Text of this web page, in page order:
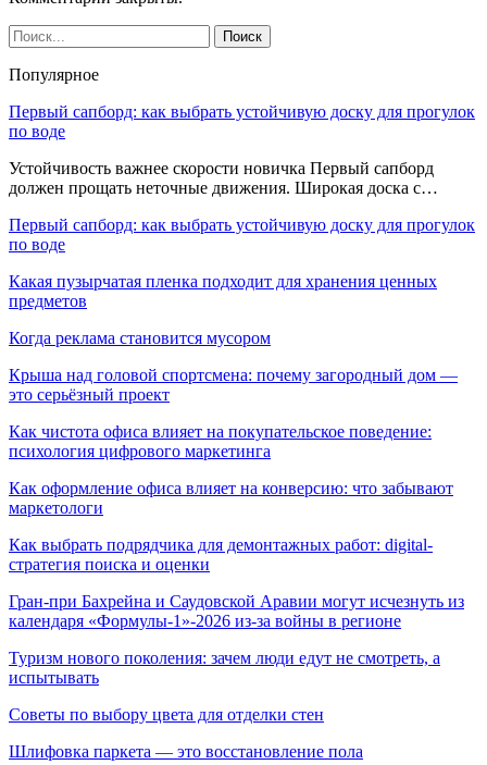
Популярное
Первый сапборд: как выбрать устойчивую доску для прогулок
по воде
Устойчивость важнее скорости новичка Первый сапборд
должен прощать неточные движения. Широкая доска с…
Первый сапборд: как выбрать устойчивую доску для прогулок
по воде
Какая пузырчатая пленка подходит для хранения ценных
предметов
Когда реклама становится мусором
Крыша над головой спортсмена: почему загородный дом —
это серьёзный проект
Как чистота офиса влияет на покупательское поведение:
психология цифрового маркетинга
Как оформление офиса влияет на конверсию: что забывают
маркетологи
Как выбрать подрядчика для демонтажных работ: digital-
стратегия поиска и оценки
Гран-при Бахрейна и Саудовской Аравии могут исчезнуть из
календаря «Формулы-1»-2026 из-за войны в регионе
Туризм нового поколения: зачем люди едут не смотреть, а
испытывать
Советы по выбору цвета для отделки стен
Шлифовка паркета — это восстановление пола